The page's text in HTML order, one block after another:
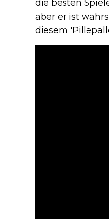
die besten
aber er ist
diesem